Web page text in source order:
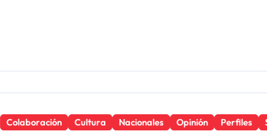
Colaboración Cultura Nacionales Opinión Perfiles